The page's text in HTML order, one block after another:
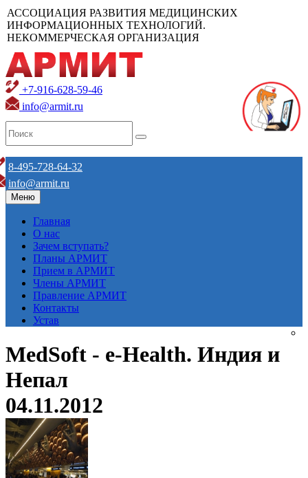
АССОЦИАЦИЯ РАЗВИТИЯ МЕДИЦИНСКИХ
ИНФОРМАЦИОННЫХ ТЕХНОЛОГИЙ.
НЕКОММЕРЧЕСКАЯ ОРГАНИЗАЦИЯ
+7-916-628-59-46
info@armit.ru
8-495-728-64-32
info@armit.ru
Меню
Главная
О нас
Зачем вступать?
Планы АРМИТ
Прием в АРМИТ
Члены АРМИТ
Правление АРМИТ
Контакты
Устав
MedSoft - e-Health. Индия и
Непал
04.11.2012